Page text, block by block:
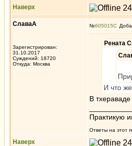
Наверх
СлаваА
Зарегистрирован:
31.10.2017
Суждений: 18720
Откуда: Москва
№605015
Рената
И что
В
Практикую
Ответы на этот
Наверх